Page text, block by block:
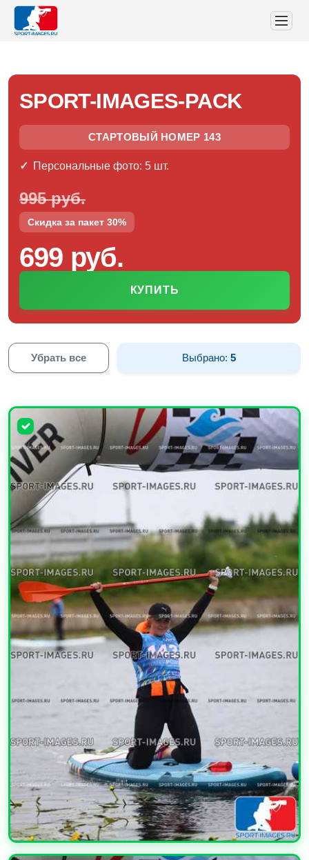
SPORT-IMAGES-PACK
СТАРТОВЫЙ НОМЕР 143
Персональные фото: 5 шт.
995 руб.
Скидка за пакет 30%
699 руб.
КУПИТЬ
Убрать все Выбрано:5
УВЕЛИЧИТЬ